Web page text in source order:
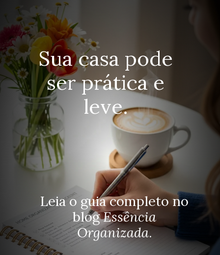
Sua casa pode
ser prática e
leve.
Leia o guia completo no
blogEssência
Organizada.